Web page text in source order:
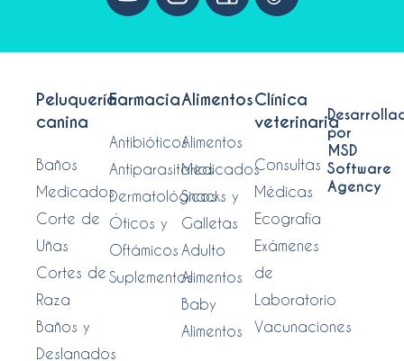
Peluquería
canina
Baños
Medicados
Corte de
Uñas
Cortes de
Raza
Baños y
Deslanados
Farmacia
Antibióticos
Antiparasitarios
Dermatológicos
Óticos y
Oftámicos
Suplementos
Alimentos
Alimentos
Medicados
Snacks y
Galletas
Adulto
Alimentos
Baby
Alimentos
Clínica
veterinaria
Consultas
Médicas
Ecografía
Exámenes
de
Laboratorio
Vacunaciones
por
MSD
Software
Agency